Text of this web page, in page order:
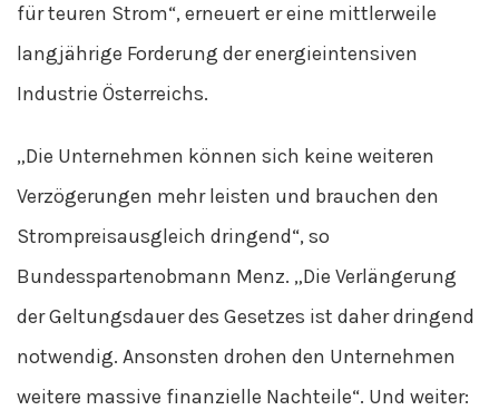
für teuren Strom“, erneuert er eine mittlerweile
langjährige Forderung der energieintensiven
Industrie Österreichs.
„Die Unternehmen können sich keine weiteren
Verzögerungen mehr leisten und brauchen den
Strompreisausgleich dringend“, so
Bundesspartenobmann Menz. „Die Verlängerung
der Geltungsdauer des Gesetzes ist daher dringend
notwendig. Ansonsten drohen den Unternehmen
weitere massive finanzielle Nachteile“. Und weiter: